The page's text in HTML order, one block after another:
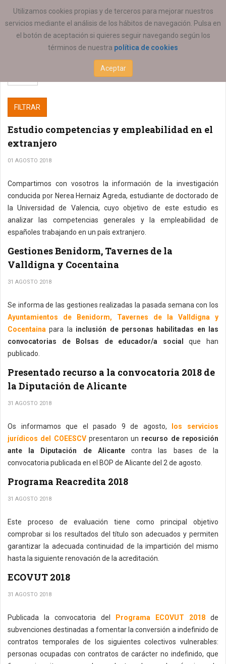
Utilizamos cookies propias y de terceros para mejorar nuestros
servicios mediante el análisis de los hábitos de navegación. Pulsa en
el botón de aceptación si quieres seguir navegando según los
términos de nuestra política de cookies
Aceptar
ESTÁ AQUÍ: SERVICIOS
FILTRAR
Estudio competencias y empleabilidad en el
extranjero
01 AGOSTO 2018
Compartimos con vosotros la información de la investigación
conducida por Nerea Hernaiz Agreda, estudiante de doctorado de
la Universidad de Valencia, cuyo objetivo de este estudio es
analizar las competencias generales y la empleabilidad de
españoles trabajando en un país extranjero.
Gestiones Benidorm, Tavernes de la
Valldigna y Cocentaina
31 AGOSTO 2018
Se informa de las gestiones realizadas la pasada semana con los
Ayuntamientos de Benidorm, Tavernes de la Valldigna y
Cocentaina para la inclusión de personas habilitadas en las
convocatorias de Bolsas de educador/a social
que han
publicado.
Presentado recurso a la convocatoria 2018 de
la Diputación de Alicante
31 AGOSTO 2018
Os informamos que el pasado 9 de agosto,
los servicios
jurídicos del COEESCV presentaron un recurso de reposición
ante la Diputación de Alicantecontra las bases de la
convocatoria publicada en el BOP de Alicante del 2 de agosto.
Programa Reacredita 2018
31 AGOSTO 2018
Este proceso de evaluación tiene como principal objetivo
comprobar si los resultados del título son adecuados y permiten
garantizar la adecuada continuidad de la impartición del mismo
hasta la siguiente renovación de la acreditación.
ECOVUT 2018
31 AGOSTO 2018
Publicada la convocatoria del Programa ECOVUT 2018 de
subvenciones destinadas a fomentar la conversión a indefinido de
contratos temporales de los siguientes colectivos vulnerables:
personas ocupadas con contratos de carácter no indefinido, que